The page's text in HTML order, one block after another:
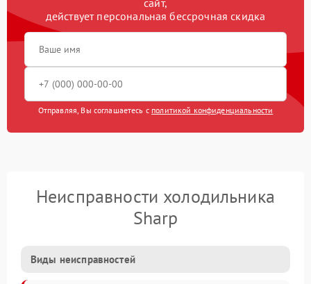
действует персональная бессрочная скидка
Отправляя, Вы соглашаетесь с политикой конфиденциальности
Неисправности холодильника
Sharp
Виды неисправностей